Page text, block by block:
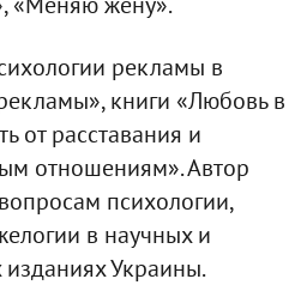
рекламы в
книги «Любовь в
от расставания и
отношениям». Автор
психологии,
в научных и
Украины.